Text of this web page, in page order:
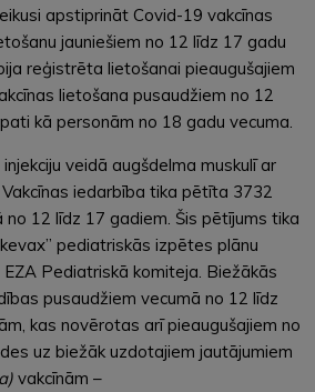
apstiprināt Covid-19 vakcīnas
jauniešiem no 12 līdz 17 gadu
reģistrēta lietošanai pieaugušajiem
lietošana pusaudžiem no 12
kā personām no 18 gadu vecuma.
veidā augšdelma muskulī ar
iedarbība tika pētīta 3732
no 12 līdz 17 gadiem. Šis pētījums tika
pediatriskās izpētes plānu
Pediatriskā komiteja. Biežākās
pusaudžiem vecumā no 12 līdz
kas novērotas arī pieaugušajiem no
uz biežāk uzdotajiem jautājumiem
vakcīnām –